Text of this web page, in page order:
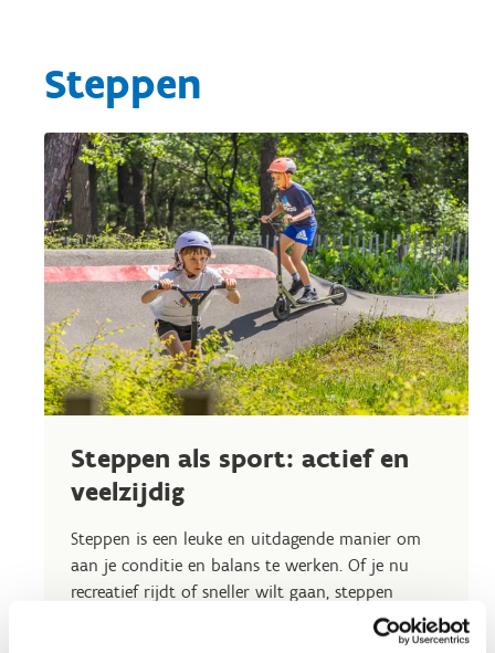
Steppen
Steppen als sport: actief en
veelzijdig
Steppen is een leuke en uitdagende manier om
aan je conditie en balans te werken. Of je nu
recreatief rijdt of sneller wilt gaan, steppen
versterkt je spieren en verbetert je coördinatie.